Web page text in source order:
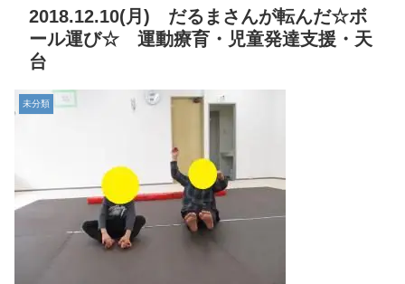
2018.12.10(月) だるまさんが転んだ☆ボ
ール運び☆ 運動療育・児童発達支援・天
台
未分類